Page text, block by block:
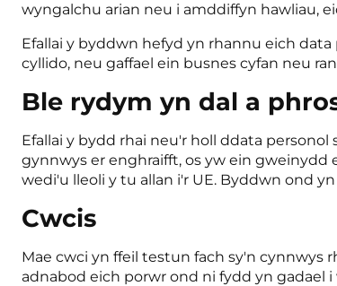
wyngalchu arian neu i amddiffyn hawliau,
Efallai y byddwn hefyd yn rhannu eich
cyllido, neu gaffael ein busnes cyfan neu
Ble rydym yn dal a
Efallai y bydd rhai neu'r holl ddata
gynnwys er enghraifft, os yw ein
wedi'u lleoli y tu allan i'r UE. Byddwn ond
Cwcis
Mae cwci yn ffeil testun fach sy'n cynnwys
adnabod eich porwr ond ni fydd yn gadael